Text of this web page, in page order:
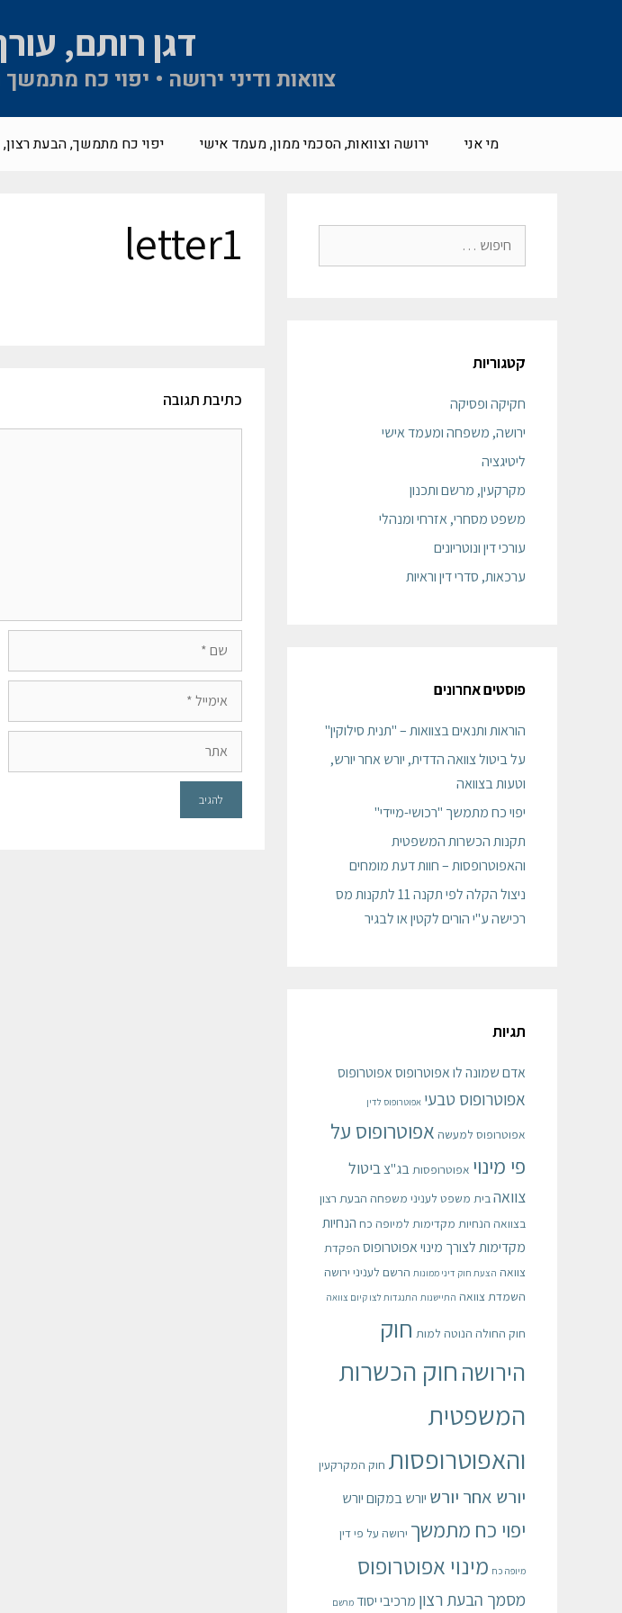
דגן רותם, עורך
צוואות ודיני ירושה • יפוי כח
מי אני ירושה וצוואות, הסכמי ממון, מעמד אישי יפוי כח מתמשך, הבעת
letter1
כתיבת תגובה
קטגוריות
חקיקה ופסיקה
ירושה, משפחה ומעמד אישי
ליטיגציה
מקרקעין, מרשם ותכנון
משפט מסחרי, אזרחי ומנהלי
עורכי דין ונוטריונים
ערכאות, סדרי דין וראיות
פוסטים אחרונים
הוראות ותנאים בצוואות – "תנית סילוקין"
על ביטול צוואה הדדית, יורש אחר יורש,
וטעות בצוואה
יפוי כח מתמשך "רכושי-מיידי"
תקנות הכשרות המשפטית
והאפוטרופסות – חוות דעת מומחים
ניצול הקלה לפי תקנה 11 לתקנות מס
רכישה ע"י הורים לקטין או לבגיר
תגיות
אדם שמונה לו אפוטרופוסאפוטרופוס
אפוטרופוס טבעי אפוטרופוס לדין
אפוטרופוס למעשה אפוטרופוס על
פי מינוי אפוטרופסותבג"צביטול
צוואהבית משפט לעניני משפחה הבעת רצון
בצוואה הנחיות מקדימות למיופה כח הנחיות
מקדימות לצורך מינוי אפוטרופוס הפקדת
צוואה הצעת חוק דיני ממונות הרשם לעניני ירושה
השמדת צוואה התיישנות התנגדות לצו קיום צוואה
חוק החולה הנוטה למות חוק
הירושהחוק הכשרות
המשפטית
והאפוטרופסות חוק המקרקעין
יורש אחר יורש יורש במקום יורש
יפוי כח מתמשך ירושה על פי דין
מיופה כח מינוי אפוטרופוס
מסמך הבעת רצון מרכיבי יסוד מרשם